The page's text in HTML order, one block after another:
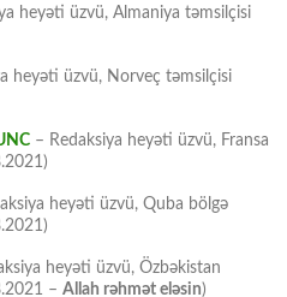
heyəti üzvü, Almaniya təmsilçisi
heyəti üzvü, Norveç təmsilçisi
– Redaksiya heyəti üzvü, Fransa
heyəti üzvü, Quba bölgə
heyəti üzvü, Özbəkistan
– Allah rəhmət eləsin)